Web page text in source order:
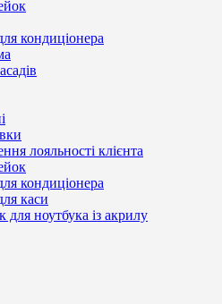
кондиціонера
лояльності клієнта
кондиціонера
каси
ноутбука із акрилу